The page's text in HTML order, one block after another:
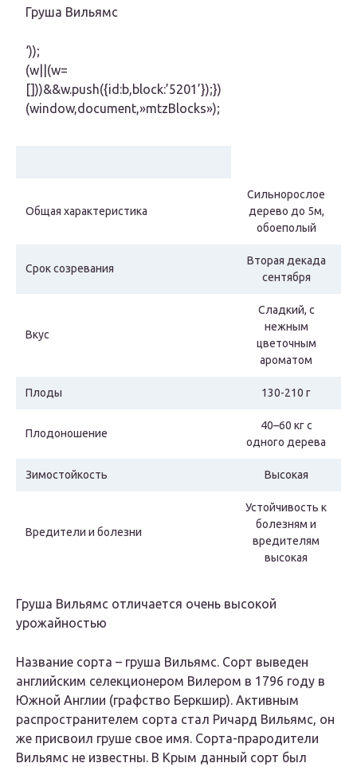
Груша Вильямс
‘));
(w||(w=
[]))&&w.push({id:b,block:’5201’});})
(window,document,»mtzBlocks»);
Общая характеристика
Сильнорослое
дерево до 5м,
обоеполый
Срок созревания
Вторая декада
сентября
Вкус
Сладкий, с
нежным
цветочным
ароматом
Плоды 130-210 г
Плодоношение
40–60 кг с
одного дерева
Зимостойкость Высокая
Вредители и болезни
Устойчивость к
болезням и
вредителям
высокая
Груша Вильямс отличается очень высокой
урожайностью
Название сорта – груша Вильямс. Сорт выведен
английским селекционером Вилером в 1796 году в
Южной Англии (графство Беркшир). Активным
распространителем сорта стал Ричард Вильямс, он
же присвоил груше свое имя. Сорта-прародители
Вильямс не известны. В Крым данный сорт был